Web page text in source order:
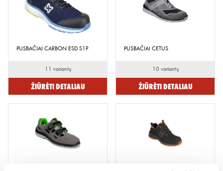
PUSBAČIAI CARBON ESD S1P
11 variantų
Žiūrėti detaliau
PUSBAČIAI CETUS
10 variantų
Žiūrėti detaliau